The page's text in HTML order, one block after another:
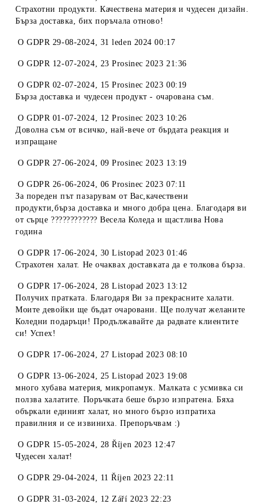
Страхотни продукти. Качествена материя и чудесен дизайн.
Бърза доставка, бих поръчала отново!
OGDPR 29-08-2024, 31 leden 2024 00:17
OGDPR 12-07-2024, 23 Prosinec 2023 21:36
OGDPR 02-07-2024, 15 Prosinec 2023 00:19
Бърза доставка и чудесен продукт - очарована съм.
OGDPR 01-07-2024, 12 Prosinec 2023 10:26
Доволна съм от всичко, най-вече от бърдата реакция и
изпращане
OGDPR 27-06-2024, 09 Prosinec 2023 13:19
OGDPR 26-06-2024, 06 Prosinec 2023 07:11
За пореден път пазарувам от Вас,качествени
продукти,бърза доставка и много добра цена. Благодаря ви
от сърце ???????????? Весела Коледа и щастлива Нова
година
OGDPR 17-06-2024, 30 Listopad 2023 01:46
Страхотен халат. Не очаквах доставката да е толкова бърза.
OGDPR 17-06-2024, 28 Listopad 2023 13:12
Получих пратката. Благодаря Ви за прекрасните халати.
Моите девойки ще бъдат очаровани. Ще получат желаните
Коледни подаръци! Продължавайте да радвате клиентите
си! Успех!
OGDPR 17-06-2024, 27 Listopad 2023 08:10
OGDPR 13-06-2024, 25 Listopad 2023 19:08
много хубава материя, микропамук. Малката с усмивка си
ползва халатите. Поръчката беше бързо изпратена. Бяха
объркали единият халат, но много бързо изпратиха
правилния и се извиниха. Препоръчвам :)
OGDPR 15-05-2024, 28 Říjen 2023 12:47
Чудесен халат!
OGDPR 29-04-2024, 11 Říjen 2023 22:11
OGDPR 31-03-2024, 12 Září 2023 22:23